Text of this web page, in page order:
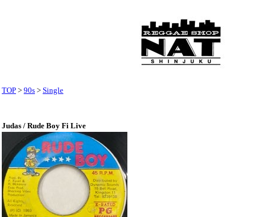
TOP > 90s > Single
Judas / Rude Boy Fi Live